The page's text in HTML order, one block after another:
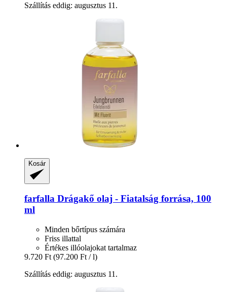
Szállítás eddig: augusztus 11.
Kosár
farfalla Drágakő olaj -​ Fiatalság forrása, 100
ml
Minden bőrtípus számára
Friss illattal
Értékes illóolajokat tartalmaz
9.720 Ft (97.200 Ft / l)
Szállítás eddig: augusztus 11.